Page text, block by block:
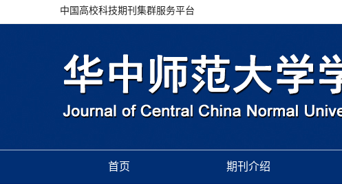
中国高校科技期刊集群服务平台
首页 期刊介绍